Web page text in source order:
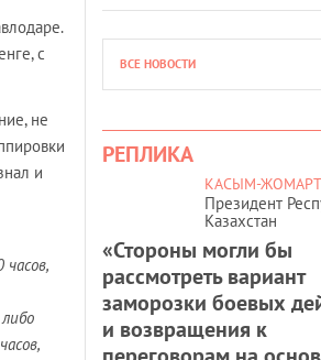
с
не
и
ВСЕ НОВОСТИ
РЕПЛИКА
КАСЫМ-
Президент
Казахстан
«Стороны могли бы
рассмотреть вариант
заморозки боевых
и возвращения к